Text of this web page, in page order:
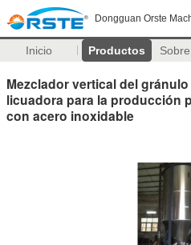
Dongguan Orste
Inicio Productos
Mezclador vertical del
licuadora para la producción
con acero inoxidable